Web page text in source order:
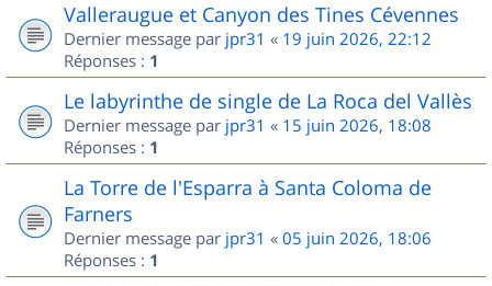
Valleraugue et Canyon des Tines Cévennes
Dernier message par jpr31 « 19 juin 2026, 22:12
Réponses : 1
Le labyrinthe de single de La Roca del Vallès
Dernier message par jpr31 « 15 juin 2026, 18:08
Réponses : 1
La Torre de l'Esparra à Santa Coloma de
Farners
Dernier message par jpr31 « 05 juin 2026, 18:06
Réponses : 1